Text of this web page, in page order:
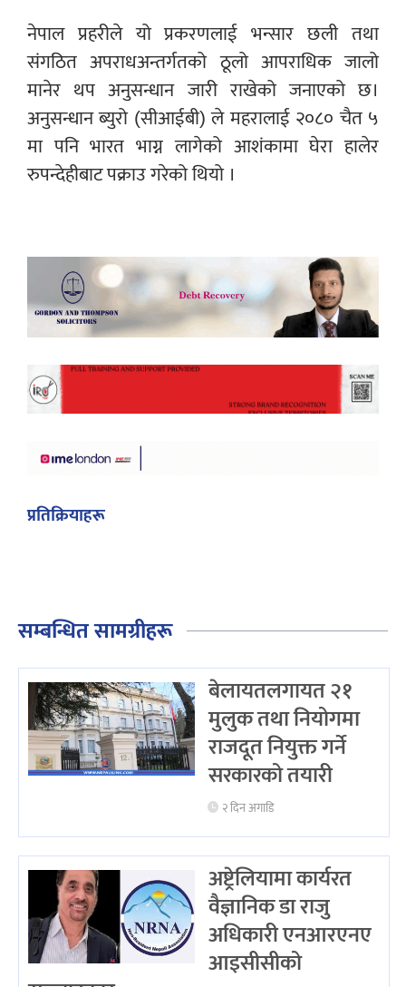
नेपाल प्रहरीले यो प्रकरणलाई भन्सार छली तथा
संगठित अपराधअन्तर्गतको ठूलो आपराधिक जालो
मानेर थप अनुसन्धान जारी राखेको जनाएको छ।
अनुसन्धान ब्युरो (सीआईबी) ले महरालाई २०८० चैत ५
मा पनि भारत भाग्न लागेको आशंकामा घेरा हालेर
रुपन्देहीबाट पक्राउ गरेको थियो ।
प्रतिक्रियाहरू
सम्बन्धित सामग्रीहरू
बेलायतलगायत २१
मुलुक तथा नियोगमा
राजदूत नियुक्त गर्ने
सरकारको तयारी
२ दिन अगाडि
अष्ट्रेलियामा कार्यरत
वैज्ञानिक डा राजु
अधिकारी एनआरएनए
आइसीसीको